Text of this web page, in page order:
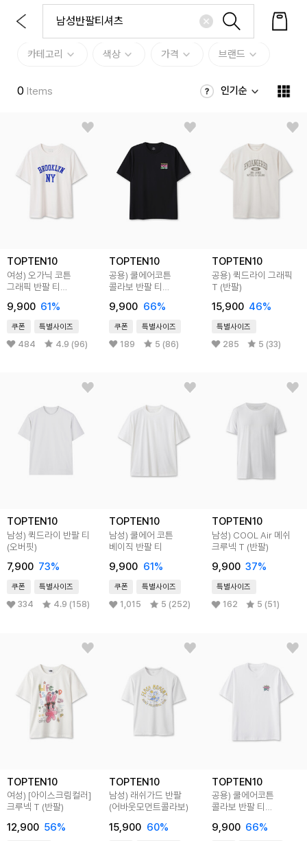
카테고리 색상 가격 브랜드
0 Items 인기순
TOPTEN10
여성) 오가닉 코튼
그래픽 반팔 티
9,900 61%
쿠폰 특별사이즈
484 4.9 (96)
TOPTEN10
공용) 쿨에어코튼
콜라보 반팔 티
9,900 66%
쿠폰 특별사이즈
189 5 (86)
TOPTEN10
공용) 퀵드라이 그래픽
T (반팔)
15,900 46%
특별사이즈
285 5 (33)
TOPTEN10
남성) 퀵드라이 반팔 티
(오버핏)
7,900 73%
쿠폰 특별사이즈
334 4.9 (158)
TOPTEN10
남성) 쿨에어 코튼
베이직 반팔 티
9,900 61%
쿠폰 특별사이즈
1,015 5 (252)
TOPTEN10
남성) COOL Air 메쉬
크루넥 T (반팔)
9,900 37%
특별사이즈
162 5 (51)
TOPTEN10
여성) [아이스크림컬러]
크루넥 T (반팔)
12,900 56%
TOPTEN10
남성) 래쉬가드 반팔
(어바웃모먼트콜라보)
15,900 60%
TOPTEN10
공용) 쿨에어코튼
콜라보 반팔 티
9,900 66%